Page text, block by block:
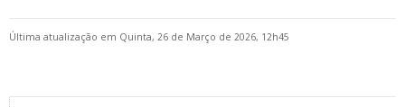
Última atualização em Quinta, 26 de Março de 2026, 12h45